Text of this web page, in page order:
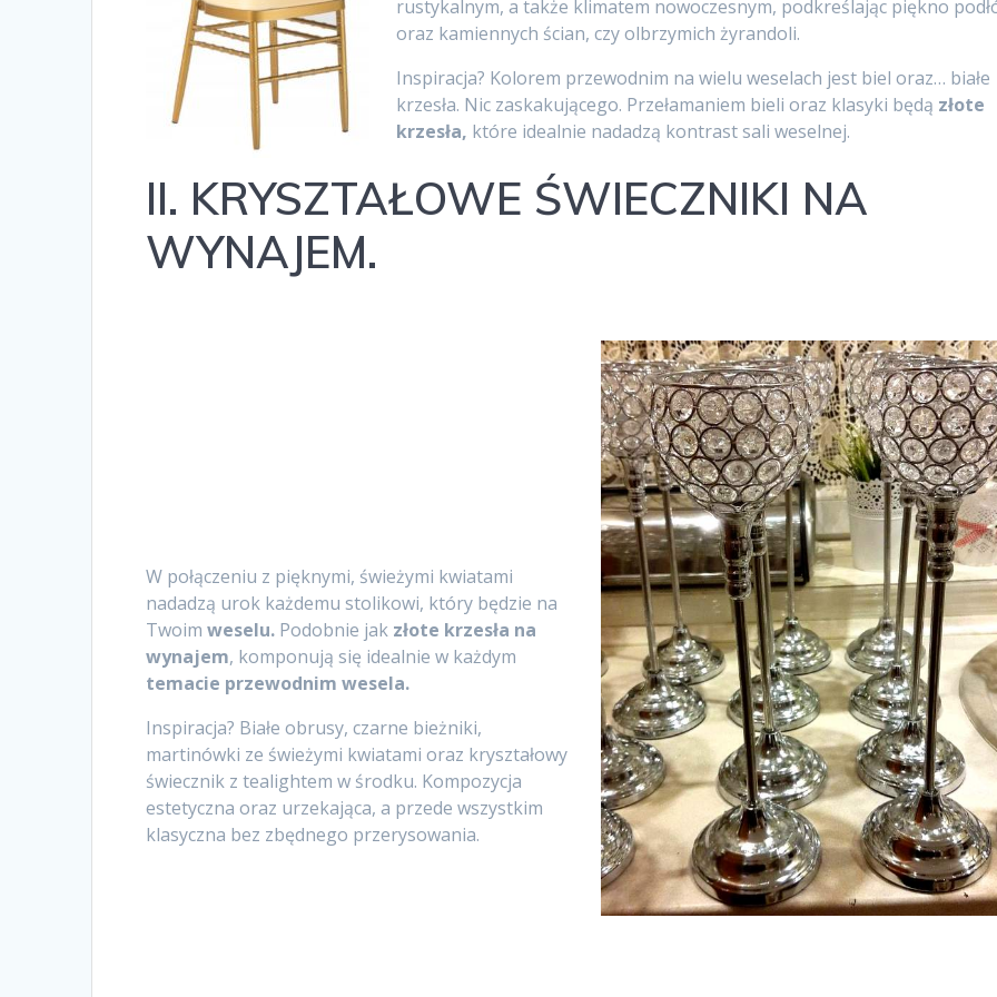
rustykalnym, a także klimatem nowoczesnym, podkreślając piękno
oraz kamiennych ścian, czy olbrzymich żyrandoli.
Inspiracja? Kolorem przewodnim na wielu weselach jest biel oraz… białe
krzesła. Nic zaskakującego. Przełamaniem bieli oraz klasyki będą złote
krzesła, które idealnie nadadzą kontrast sali weselnej.
II. KRYSZTAŁOWE ŚWIECZNIKI NA
WYNAJEM.
W połączeniu z pięknymi, świeżymi kwiatami
nadadzą urok każdemu stolikowi, który będzie na
Twoimweselu. Podobnie jak złote krzesła na
wynajem, komponują się idealnie w każdym
temacie przewodnim wesela.
Inspiracja? Białe obrusy, czarne bieżniki,
martinówki ze świeżymi kwiatami oraz kryształowy
świecznik z tealightem w środku. Kompozycja
estetyczna oraz urzekająca, a przede wszystkim
klasyczna bez zbędnego przerysowania.